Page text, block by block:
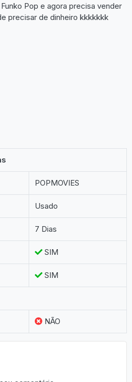
Mendes, Comecei
aqui na Geral Geek!
Pop e agora precisa vender
POPMOVIES
Usado
7 Dias
SIM
SIM